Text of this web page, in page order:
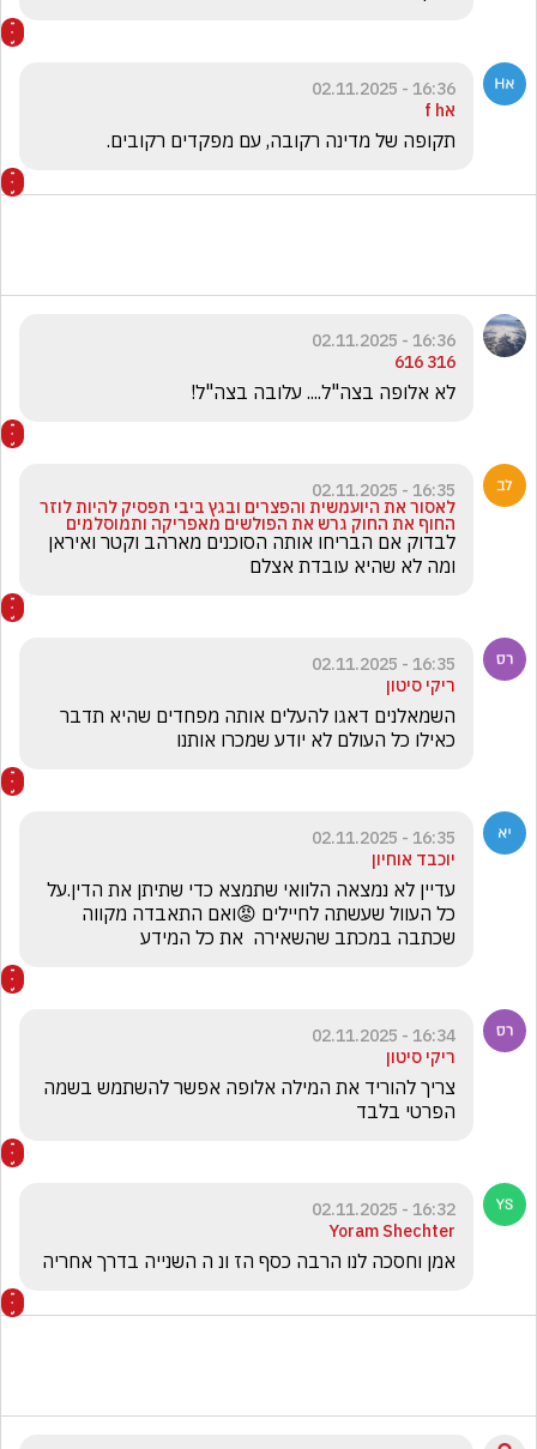
16:36 - 02.11.2025
אf h
תקופה של מדינה רקובה, עם מפקדים רקובים.
16:36 - 02.11.2025
316 616
לא אלופה בצה"ל.... עלובה בצה"ל!
16:35 - 02.11.2025
לאסור את היועמשית והפצרים ובגץ ביבי תפסיק להיות לוזר
החוף את החוק גרש את הפולשים מאפריקה ותמוסלמים
ומה לא שהיא עובדת אצלם
16:35 - 02.11.2025
ריקי סיטון
כאילו כל העולם לא יודע שמכרו אותנו
16:35 - 02.11.2025
יוכבד אוחיון
שכתבה במכתב שהשאירה  את כל המידע
16:34 - 02.11.2025
ריקי סיטון
הפרטי בלבד
16:32 - 02.11.2025
Yoram Shechter
אמן וחסכה לנו הרבה כסף הז ונ ה השנייה בדרך אחריה